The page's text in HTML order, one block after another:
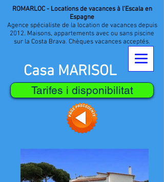
ROMARLOC - Locations de vacances à l'Escala en
Espagne
Agence spécialiste de la location de vacances depuis
2012. Maisons, appartements avec ou sans piscine
sur la Costa Brava. Chèques vacances acceptés.
Casa MARISOL
Tarifes i disponibilitat